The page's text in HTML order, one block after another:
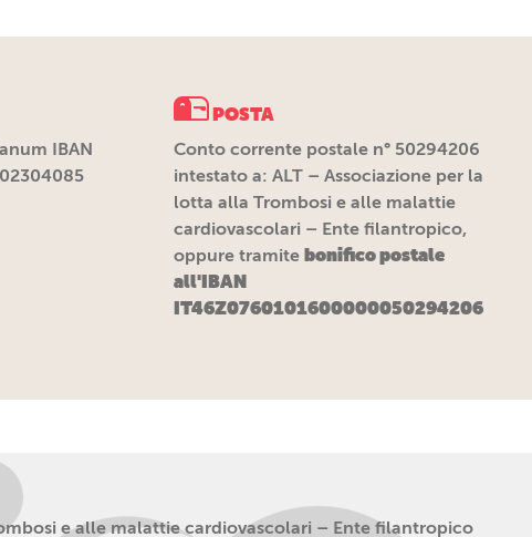
IBAN
POSTA
Conto corrente postale n° 50294206
intestato a: ALT – Associazione per la
lotta alla Trombosi e alle malattie
cardiovascolari – Ente filantropico,
oppure tramite bonifico postale
all'IBAN
IT46Z0760101600000050294206
e alle malattie cardiovascolari – Ente filantropico